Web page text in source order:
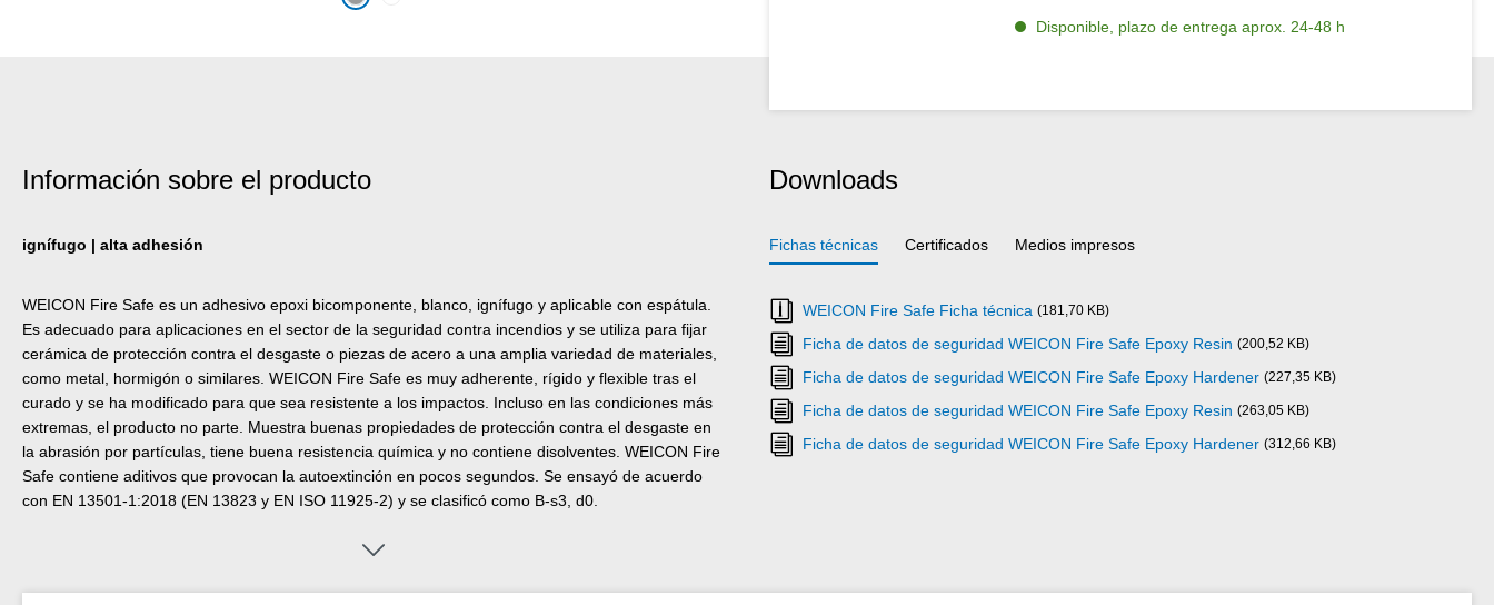
Disponible, plazo de entrega aprox. 24-48 h
Información sobre el producto
ignífugo | alta adhesión
WEICON Fire Safe es un adhesivo epoxi bicomponente, blanco, ignífugo y aplicable con espátula.
Es adecuado para aplicaciones en el sector de la seguridad contra incendios y se utiliza para fijar
cerámica de protección contra el desgaste o piezas de acero a una amplia variedad de materiales,
como metal, hormigón o similares. WEICON Fire Safe es muy adherente, rígido y flexible tras el
curado y se ha modificado para que sea resistente a los impactos. Incluso en las condiciones más
extremas, el producto no parte. Muestra buenas propiedades de protección contra el desgaste en
la abrasión por partículas, tiene buena resistencia química y no contiene disolventes. WEICON Fire
Safe contiene aditivos que provocan la autoextinción en pocos segundos. Se ensayó de acuerdo
con EN 13501-1:2018 (EN 13823 y EN ISO 11925-2) y se clasificó como B‑s3, d0.
Downloads
Fichas técnicas Certificados Medios impresos
WEICON Fire Safe Ficha técnica (181,70 KB)
Ficha de datos de seguridad WEICON Fire Safe Epoxy Resin (200,52 KB)
Ficha de datos de seguridad WEICON Fire Safe Epoxy Hardener (227,35 KB)
Ficha de datos de seguridad WEICON Fire Safe Epoxy Resin (263,05 KB)
Ficha de datos de seguridad WEICON Fire Safe Epoxy Hardener (312,66 KB)